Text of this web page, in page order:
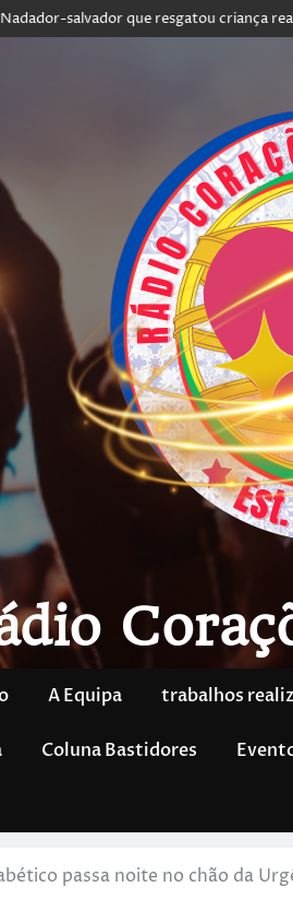
que resgatou criança reage
A Equipa trabalhos
Coluna Bastidores
passa noite no chão da